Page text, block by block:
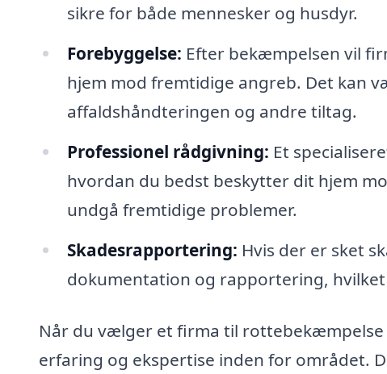
sikre for både mennesker og husdyr.
Forebyggelse: Efter bekæmpelsen vil
hjem mod fremtidige angreb. Det kan
affaldshåndteringen og andre tiltag.
Professionel rådgivning: Et
hvordan du bedst beskytter dit hjem
undgå fremtidige problemer.
Skadesrapportering: Hvis der er sket
dokumentation og rapportering,
Når du vælger et firma til
erfaring og ekspertise inden for området.